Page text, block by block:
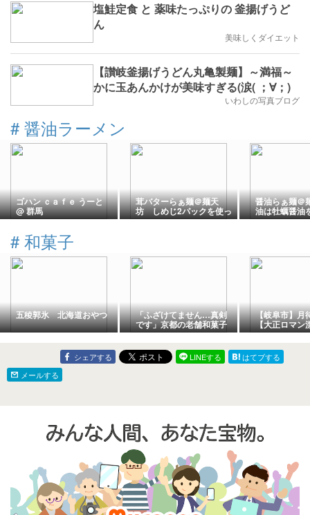
塩鮭定食 と 薬味たっぷりの 釜揚げうど
ん
美味しくダイエット
【讃岐釜揚げうどん丸亀製麺】～満福～
かに玉あんかけが美味すぎる(涙( ；∀；)
いわしの写真ブログ
# 醤油ラーメン
ゴハン ｃａｆｅ うーと
@ 群馬
茸バターらぁ麺＠麺天
坊 しめじ2パックを使っ
た茸らぁ麺、ちょっと濃
醤油らぁ麺
油は牡蠣醤油
味油は乾燥ポ
# 和菓子
五稜郭氷 北海道おやつ 「ふざけてません…真剣
です」京都の老舗和菓子
店 次はカブトムシの幼
虫 職人が手がけたゲテ
モノ和菓子 見事な造形
に「気持ち悪いくらいリ
【岐阜市】月
【大正ロマン
カフェ】
シェアする LINEする
はてブする
メールする